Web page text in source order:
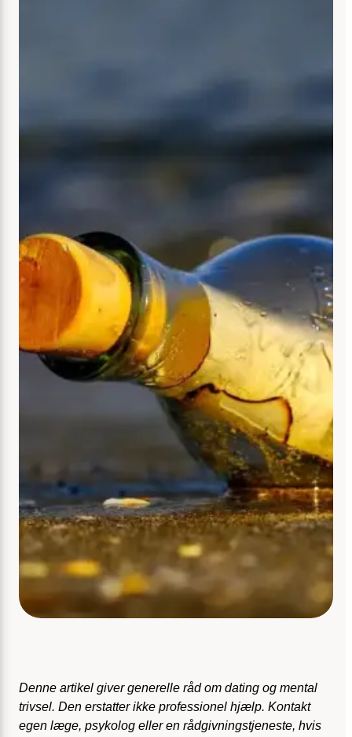
Denne artikel giver generelle råd om dating og mental
trivsel. Den erstatter ikke professionel hjælp. Kontakt
egen læge, psykolog eller en rådgivningstjeneste, hvis